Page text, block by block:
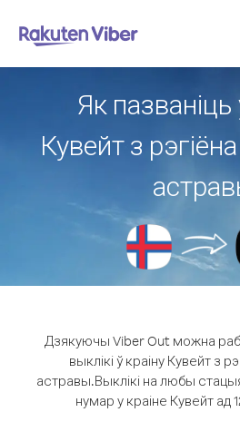
Як пазваніць
Кувейт з
Дзякуючы Viber Out можна
выклікі ў краіну Кувейт з
астравы.Выклікі на любы
нумар у краіне Кувейт ад